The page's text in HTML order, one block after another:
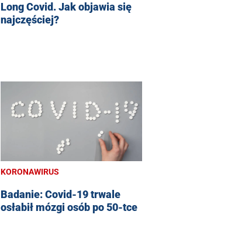
Long Covid. Jak objawia się
najczęściej?
KORONAWIRUS
Badanie: Covid-19 trwale
osłabił mózgi osób po 50-tce